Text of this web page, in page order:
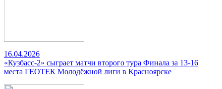
16.04.2026
«Кузбасс-2» сыграет матчи второго тура Финала за 13-16
места ГЕОТЕК Молодёжной лиги в Красноярске